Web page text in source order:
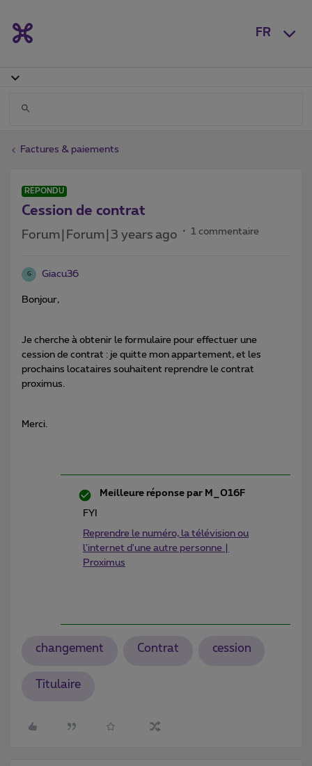
FR
Factures & paiements
RÉPONDU
Cession de contrat
Forum|Forum|3 years ago 1 commentaire
G Giacu36
Bonjour,
Je cherche à obtenir le formulaire pour effectuer une
cession de contrat : je quitte mon appartement, et les
prochains locataires souhaitent reprendre le contrat
proximus.
Merci.
Meilleure réponse par M_016F
FYI
Reprendre le numéro, la télévision ou
l'internet d'une autre personne |
Proximus
changement Contrat cession
Titulaire